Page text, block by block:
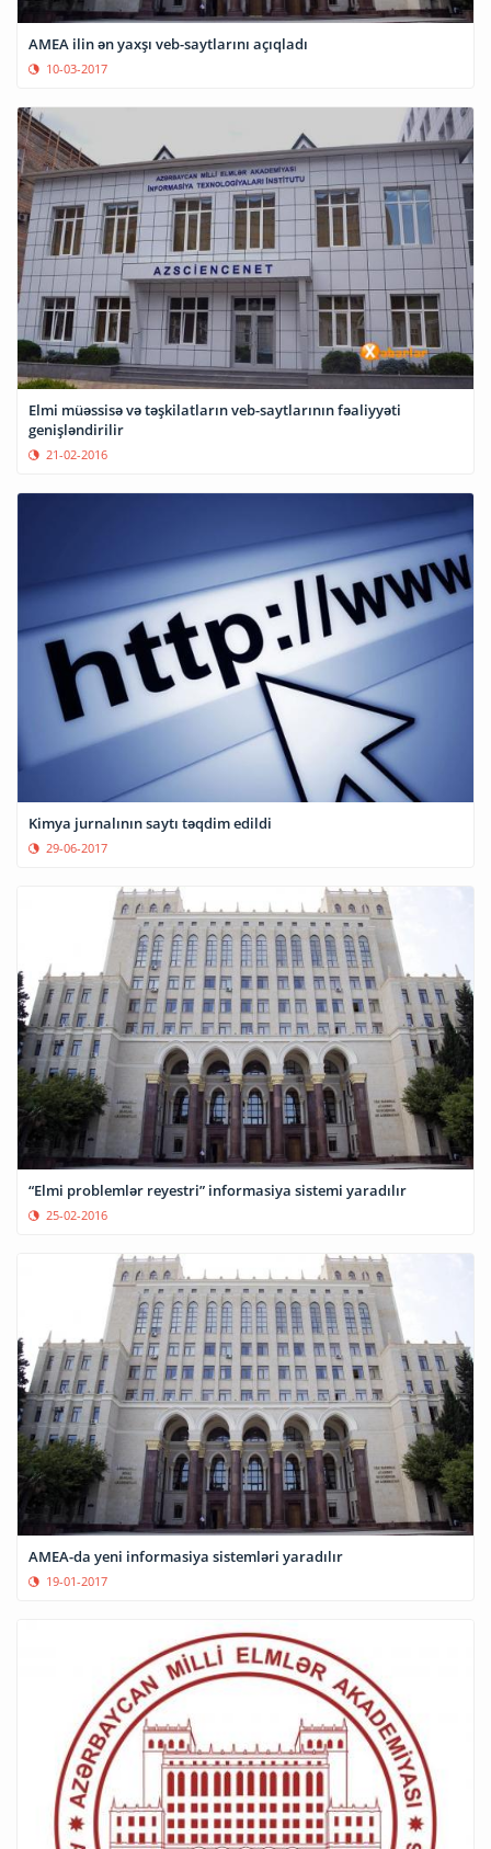
AMEA ilin ən yaxşı veb-saytlarını açıqladı
10-03-2017
Elmi müəssisə və təşkilatların veb-saytlarının fəaliyyəti
genişləndirilir
21-02-2016
Kimya jurnalının saytı təqdim edildi
29-06-2017
“Elmi problemlər reyestri” informasiya sistemi yaradılır
25-02-2016
AMEA-da yeni informasiya sistemləri yaradılır
19-01-2017